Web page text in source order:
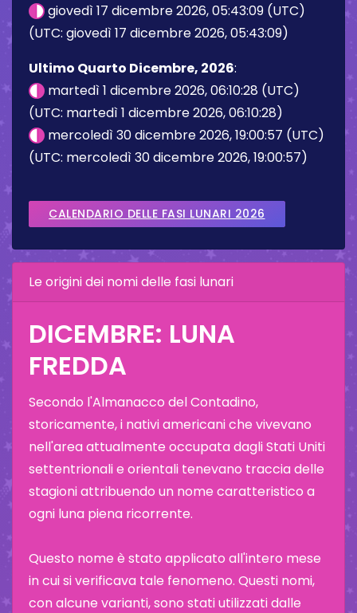
giovedì 17 dicembre 2026, 05:43:09 (UTC)
(UTC: giovedì 17 dicembre 2026, 05:43:09)
Ultimo Quarto Dicembre, 2026:
martedì 1 dicembre 2026, 06:10:28 (UTC)
(UTC: martedì 1 dicembre 2026, 06:10:28)
mercoledì 30 dicembre 2026, 19:00:57 (UTC)
(UTC: mercoledì 30 dicembre 2026, 19:00:57)
CALENDARIO DELLE FASI LUNARI 2026
Le origini dei nomi delle fasi lunari
DICEMBRE: LUNA
FREDDA
Secondo l'Almanacco del Contadino,
storicamente, i nativi americani che vivevano
nell'area attualmente occupata dagli Stati Uniti
settentrionali e orientali tenevano traccia delle
stagioni attribuendo un nome caratteristico a
ogni luna piena ricorrente.
Questo nome è stato applicato all'intero mese
in cui si verificava tale fenomeno. Questi nomi,
con alcune varianti, sono stati utilizzati dalle